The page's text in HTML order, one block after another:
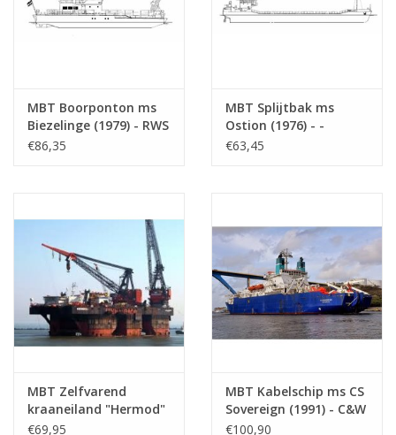
MBT Boorponton ms
Biezelinge (1979) - RWS
- Bouwtekening Schaal
€86,35
MBT Splijtbak ms
Ostion (1976) - -
Bouwtekening Schaal 1
€63,45
MBT Zelfvarend
kraaneiland "Hermod"
(1986) - Heerema -
€69,95
MBT Kabelschip ms CS
Sovereign (1991) - C&W
- Bouwtekening Schaal
€100,90